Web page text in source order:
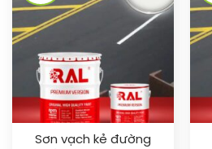
Sơn vạch kẻ đường